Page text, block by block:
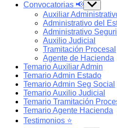
Convocatorias 📢 Show
sub
menu
Auxiliar
Administrativo del
Administrativo
Auxilio Judicial
Tramitación Procesal
Agente de Hacienda
Temario Auxiliar Admin
Temario Admin Estado
Temario Admin Seg Social
Temario Auxilio Judicial
Temario Tramitación
Temario Agente Hacienda
Testimonios ⭐️